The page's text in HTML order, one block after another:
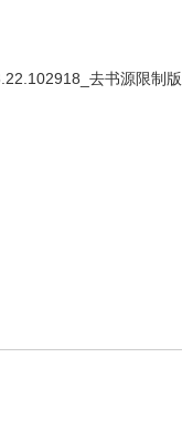
去书源限制版